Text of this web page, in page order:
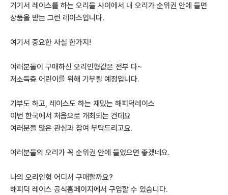
거기서 레이스를 하는 오리들 사이에서 내 오리가 순위권 안에 들면
상품을 받는 그런 레이스입니다.
여기서 중요한 사실 한가지!
여러분들이 구매하신 오리인형값은 전부 다~
저소득층 어린이를 위해 기부될 예정입니다.
기부도 하고, 레이스도 하는 재밌는 해피덕레이스
이번 한국에서 처음으로 개최되는 건데요
여러분들 많은 관심과 참여 부탁드리고요.
여러분들의 오리가 꼭 순위권 안에 들었으면 좋겠네요.
나의 오리인형 어디서 구매할까요?
해피덕 레이스 공식홈페이지에서 구입할 수 있습니다.